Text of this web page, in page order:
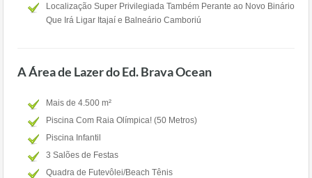
Localização Super Privilegiada Também Perante ao Novo Binário
Que Irá Ligar Itajaí e Balneário Camboriú
A Área de Lazer do Ed. Brava Ocean
Mais de 4.500 m²
Piscina Com Raia Olímpica! (50 Metros)
Piscina Infantil
3 Salões de Festas
Quadra de Futevôlei/Beach Tênis